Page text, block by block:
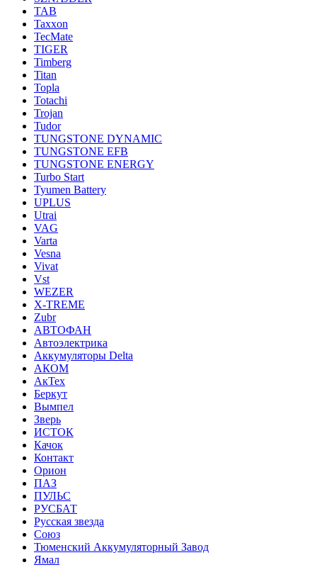
TAB
Taxxon
TecMate
TIGER
Timberg
Titan
Topla
Totachi
Trojan
Tudor
TUNGSTONE DYNAMIC
TUNGSTONE EFB
TUNGSTONE ENERGY
Turbo Start
Tyumen Battery
UPLUS
Utrai
VAG
Varta
Vesna
Vivat
Vst
WEZER
X-TREME
Zubr
АВТОФАН
Автоэлектрика
Аккумуляторы Delta
АКОМ
АкТех
Беркут
Вымпел
Зверь
ИСТОК
Качок
Контакт
Орион
ПАЗ
ПУЛЬС
РУСБАТ
Русская звезда
Союз
Тюменский Аккумуляторный Завод
Ямал